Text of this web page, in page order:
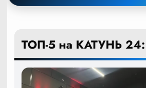
ТОП-5 на КАТУНЬ 24: